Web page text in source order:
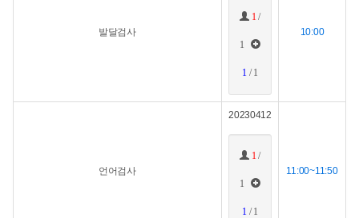
발달검사
1 /
1
1 / 1
10:00
언어검사
20230412
1 /
1
1 / 1
11:00~11:50